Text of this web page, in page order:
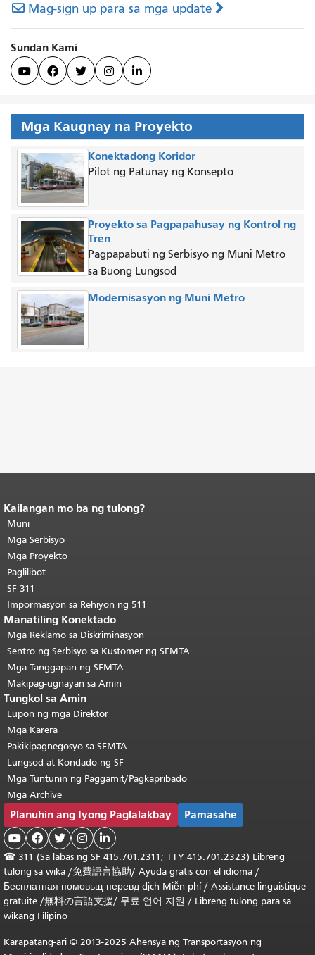
Mag-sign up para sa mga update
Sundan Kami
    
Mga Kaugnay na Proyekto
Konektadong Koridor
Pilot ng Patunay ng Konsepto
Proyekto sa Pagpapahusay ng Kontrol ng
Tren
Pagpapabuti ng Serbisyo ng Muni Metro
sa Buong Lungsod
Modernisasyon ng Muni Metro
Katapusan ng nilalaman ng
pahina.
pahinang ito ay nauulit sa bawat
pahina.Bumalik sa tuktok ng
pangunahing nilalaman
Kailangan mo ba ng tulong?
Muni
Mga Serbisyo
Mga Proyekto
Paglilibot
SF 311
Impormasyon sa Rehiyon ng 511
Manatiling Konektado
Mga Reklamo sa Diskriminasyon
Sentro ng Serbisyo sa Kustomer ng SFMTA
Mga Tanggapan ng SFMTA
Makipag-ugnayan sa Amin
Tungkol sa Amin
Lupon ng mga Direktor
Mga Karera
Pakikipagnegosyo sa SFMTA
Lungsod at Kondado ng SF
Mga Tuntunin ng Paggamit/Pagkapribado
Mga Archive
Planuhin ang Iyong Paglalakbay Pamasahe
    
☎ 311 (Sa labas ng SF 415.701.2311; TTY 415.701.2323) Libreng
tulong sa wika /免費語言協助/ Ayuda gratis con el idioma /
Бесплатная помовьщ перевд dịch Miễn phí/ Assistance linguistique
gratuite /無料の言語支援/ 무료 언어 지원 / Libreng tulong para sa
wikang Filipino
Karapatang-ari © 2013-2025 Ahensya ng Transportasyon ng